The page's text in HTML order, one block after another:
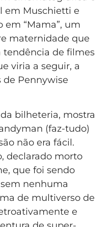
em Muschietti e
em “Mama”, um
maternidade que
de filmes
viria a seguir, a
de Pennywise
da bilheteria, mostra
(faz-tudo)
não era fácil.
declarado morto
que foi sendo
nenhuma
de multiverso de
e